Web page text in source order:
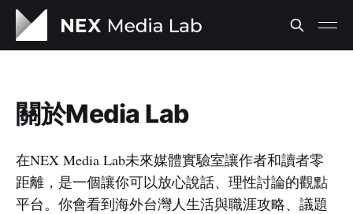
關於Media Lab
在NEX Media Lab未來媒體實驗室讓作者和讀者零
距離，是一個讓你可以放心說話、理性討論的觀點
平台。你會看到海外台灣人生活與職涯攻略、議題